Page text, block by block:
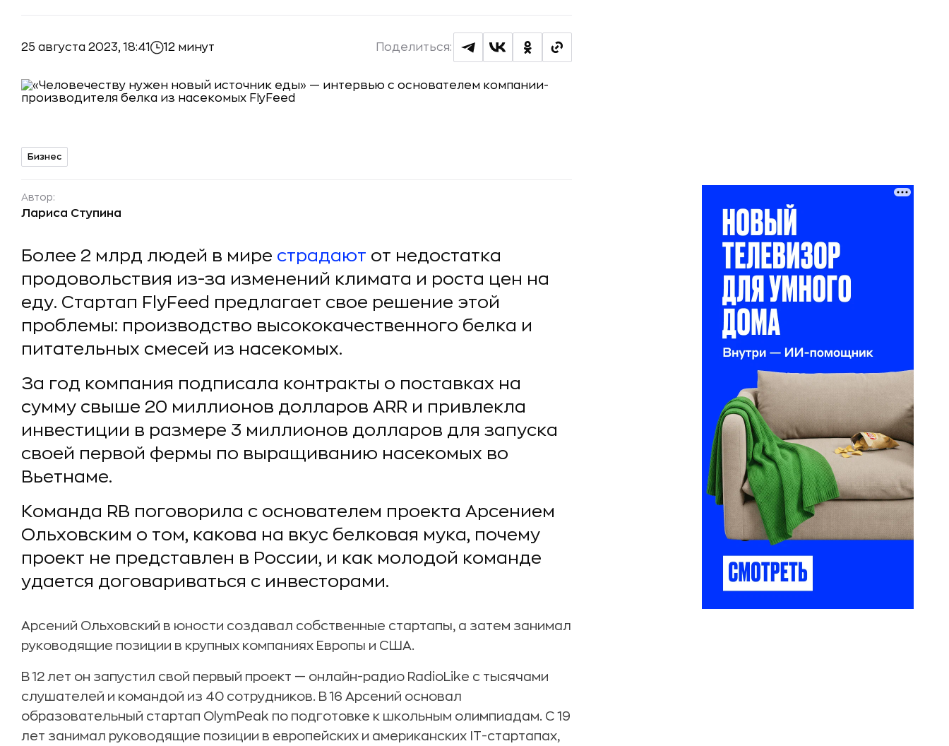
25 августа 2023, 18:41 12 минут Поделиться:
Бизнес
Автор:
Лариса Ступина
Более 2 млрд людей в мире страдают от недостатка
продовольствия из-за изменений климата и роста цен на
еду. Стартап FlyFeed предлагает свое решение этой
проблемы: производство высококачественного белка и
питательных смесей из насекомых.
За год компания подписала контракты о поставках на
сумму свыше 20 миллионов долларов ARR и привлекла
инвестиции в размере 3 миллионов долларов для запуска
своей первой фермы по выращиванию насекомых во
Вьетнаме.
Команда RB поговорила с основателем проекта Арсением
Ольховским о том, какова на вкус белковая мука, почему
проект не представлен в России, и как молодой команде
удается договариваться с инвесторами.
Арсений Ольховский в юности создавал собственные стартапы, а затем занимал
руководящие позиции в крупных компаниях Европы и США.
В 12 лет он запустил свой первый проект — онлайн-радио RadioLike с тысячами
слушателей и командой из 40 сотрудников. В 16 Арсений основал
образовательный стартап OlymPeak по подготовке к школьным олимпиадам. С 19
лет занимал руководящие позиции в европейских и американских IT-стартапах,